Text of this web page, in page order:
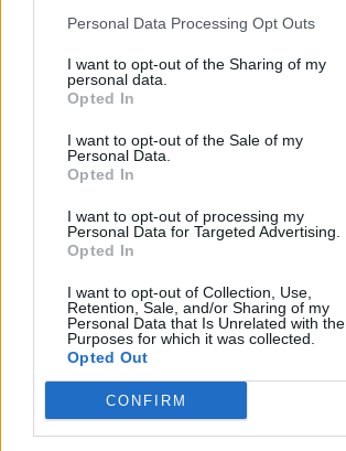
Personal Data Processing Opt Outs
I want to opt-out of the Sharing of my
personal data.
Opted In
I want to opt-out of the Sale of my
Personal Data.
Opted In
I want to opt-out of processing my
Personal Data for Targeted Advertising.
Opted In
I want to opt-out of Collection, Use,
Retention, Sale, and/or Sharing of my
Personal Data that Is Unrelated with the
Purposes for which it was collected.
Opted Out
CONFIRM